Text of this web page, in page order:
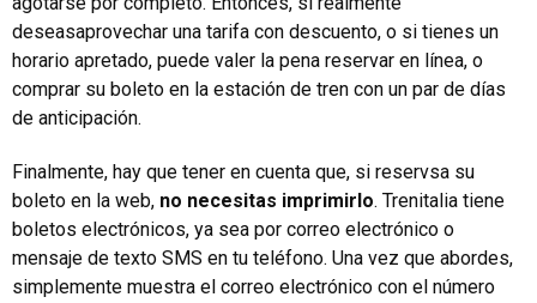
deseasaprovechar una tarifa con descuento, o si tienes un
horario apretado, puede valer la pena reservar en línea, o
comprar su boleto en la estación de tren con un par de días
de anticipación.
Finalmente, hay que tener en cuenta que, si reservsa su
boleto en la web, no necesitas imprimirlo. Trenitalia tiene
boletos electrónicos, ya sea por correo electrónico o
mensaje de texto SMS en tu teléfono. Una vez que abordes,
simplemente muestra el correo electrónico con el número